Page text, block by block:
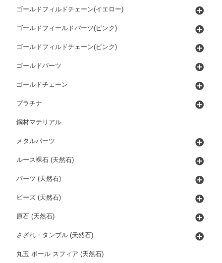
ゴールドフィルドチェーン(イエロー)
ゴールドフィールドパーツ(ピンク)
ゴールドフィルドチェーン(ピンク)
ゴールドパーツ
ゴールドチェーン
プラチナ
鋼材マテリアル
メタルパーツ
ルース裸石 (天然石)
パーツ (天然石)
ビーズ (天然石)
原石 (天然石)
さざれ・タンブル (天然石)
丸玉 ボール スフィア (天然石)